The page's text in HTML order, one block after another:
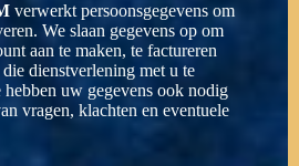
verwerkt persoonsgegevens om
We slaan gegevens op om
aan te maken, te factureren
dienstverlening met u te
uw gegevens ook nodig
vragen, klachten en eventuele